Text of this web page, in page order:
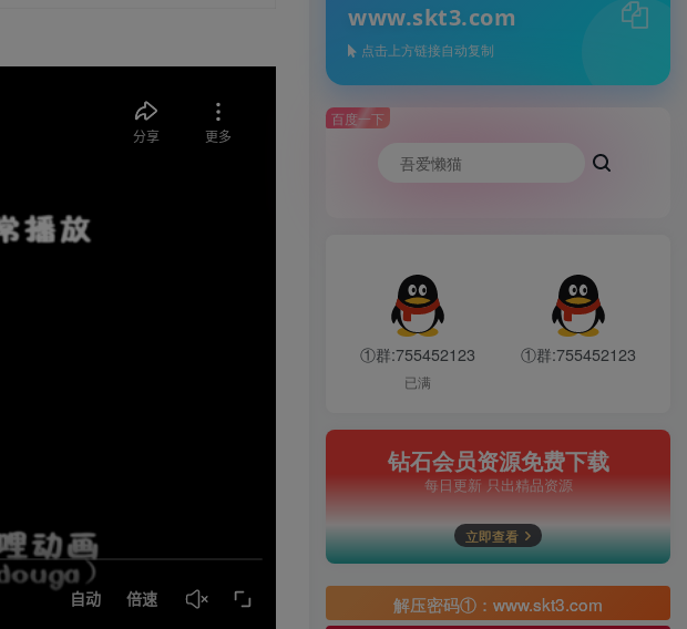
www.skt3.com
点击上方链接自动复制
百度一下
①群:755452123
已满
①群:755452123
钻石会员资源免费下载
每日更新 只出精品资源
立即查看
解压密码①：www.skt3.com